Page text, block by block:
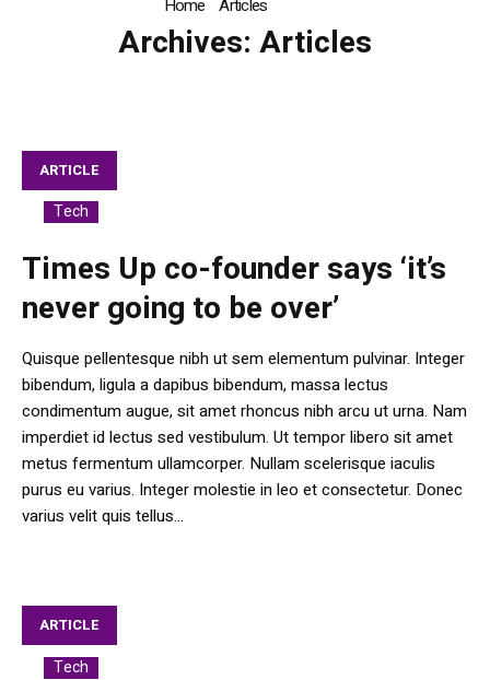
Home »Articles
Archives: Articles
ARTICLE
Tech
Times Up co-founder says ‘it’s
never going to be over’
Quisque pellentesque nibh ut sem elementum pulvinar. Integer
bibendum, ligula a dapibus bibendum, massa lectus
condimentum augue, sit amet rhoncus nibh arcu ut urna. Nam
imperdiet id lectus sed vestibulum. Ut tempor libero sit amet
metus fermentum ullamcorper. Nullam scelerisque iaculis
purus eu varius. Integer molestie in leo et consectetur. Donec
varius velit quis tellus...
ARTICLE
Tech